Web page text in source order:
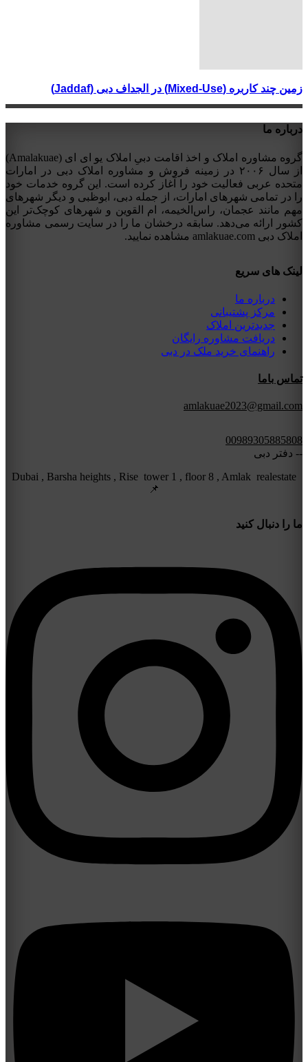
زمین چند کاربره (Mixed-Use) در الجداف دبی (Jaddaf)
درباره ما
گروه مشاوره املاک و اخذ اقامت دبیِ املاک یو ای ای (Amalakuae)
از سال ۲۰۰۶ در زمینه فروش و مشاوره املاک دبی در امارات
متحده عربی فعالیت خود را آغاز کرده است. این گروه خدمات خود
را در تمامی شهرهای امارات، از جمله دبی، ابوظبی و دیگر شهرهای
مهم مانند عجمان، راس‌الخیمه، ام القوین و شهرهای کوچک‌تر این
کشور ارائه می‌دهد. سابقه درخشان ما را در سایت رسمی مشاوره
املاک دبی amlakuae.com مشاهده نمایید.
لینک های سریع
درباره ما
مرکز پشتیبانی
جدیدترین املاک
دریافت مشاوره رایگان
راهنمای خرید ملک در دبی
تماس باما
amlakuae2023@gmail.com
00989305885808
-- دفتر دبی
Dubai , Barsha heights , Rise tower 1 , floor 8 , Amlak realestate
📌
ما را دنبال کنید